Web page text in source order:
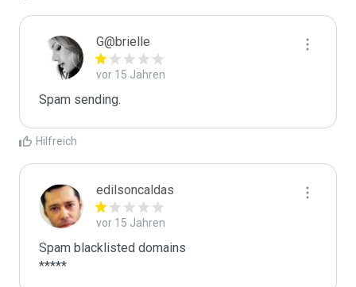
G@brielle
vor 15 Jahren
Spam sending.
Hilfreich
edilsoncaldas
vor 15 Jahren
Spam blacklisted domains
*****